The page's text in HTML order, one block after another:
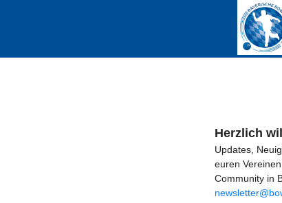
Herzlich
Updates,
euren
Community in